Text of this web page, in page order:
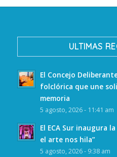
ULTIMAS
El Concejo
folclórica que une
memoria
5 agosto, 2026 - 11:41 am
El ECA Sur inaugura
el arte nos hila”
5 agosto, 2026 - 9:38 am